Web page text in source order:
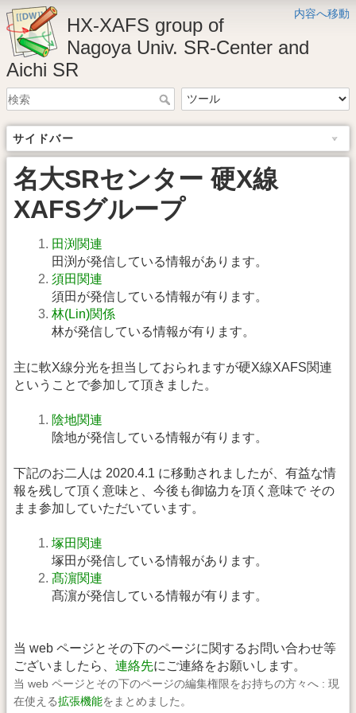
内容へ移動
HX-XAFS group of
Nagoya Univ. SR-Center and
Aichi SR
サイドバー
名大SRセンター 硬X線
XAFSグループ
田渕関連
田渕が発信している情報があります。
須田関連
須田が発信している情報が有ります。
林(Lin)関係
林が発信している情報が有ります。
主に軟X線分光を担当しておられますが硬X線XAFS関連
ということで参加して頂きました。
陰地関連
陰地が発信している情報が有ります。
下記のお二人は 2020.4.1 に移動されましたが、有益な情
報を残して頂く意味と、今後も御協力を頂く意味で その
まま参加していただいています。
塚田関連
塚田が発信している情報があります。
髙濵関連
髙濵が発信している情報が有ります。
当 web ページとその下のページに関するお問い合わせ等
ございましたら、 連絡先にご連絡をお願いします。
当 web ページとその下のページの編集権限をお持ちの方々へ : 現
在使える拡張機能をまとめました。